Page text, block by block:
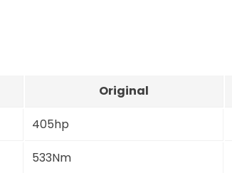
Original
405hp
533Nm